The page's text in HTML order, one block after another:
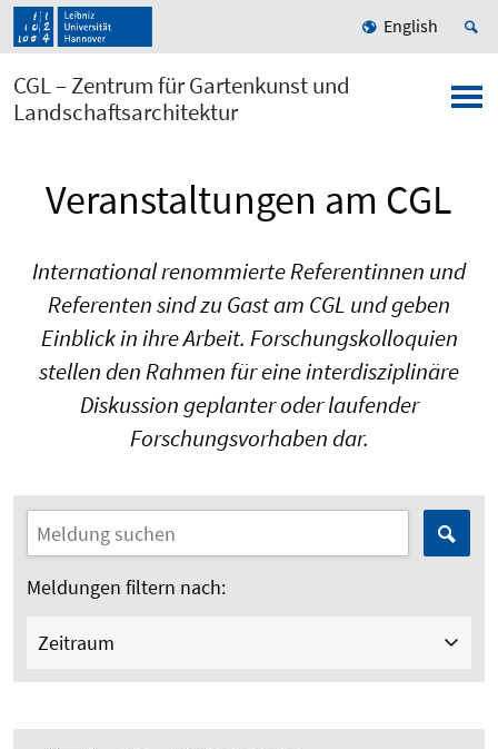
English
CGL – Zentrum für Gartenkunst und
Landschaftsarchitektur
Veranstaltungen am CGL
International renommierte Referentinnen und
Referenten sind zu Gast am CGL und geben
Einblick in ihre Arbeit. Forschungskolloquien
stellen den Rahmen für eine interdisziplinäre
Diskussion geplanter oder laufender
Forschungsvorhaben dar.
Meldungen filtern nach:
Zeitraum